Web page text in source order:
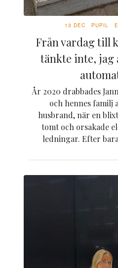
13 DEC PUPIL
Från vardag till
tänkte inte, jag
År 2020 drabbades
och hennes familj
husbrand, när en
tomt och orsakade
ledningar. Efter